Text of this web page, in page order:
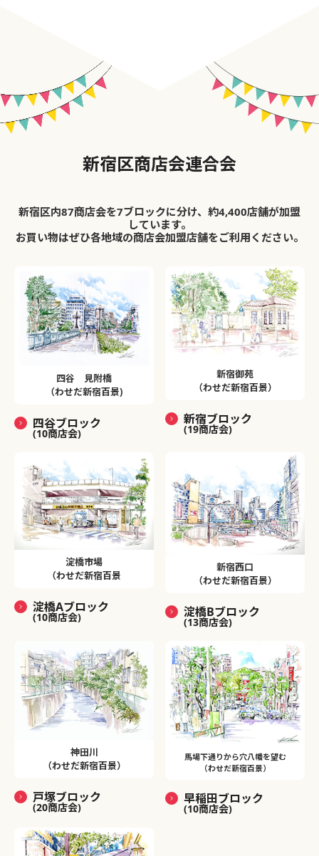
新宿区商店会連合会
新宿区内87商店会を7ブロックに分け、約4,400店舗が加盟
しています。
お買い物はぜひ各地域の商店会加盟店舗をご利用ください。
四谷 見附橋
（わせだ新宿百景)
四谷ブロック
(10商店会)
新宿御苑
（わせだ新宿百景）
新宿ブロック
(19商店会)
淀橋市場
（わせだ新宿百景
淀橋Aブロック
(10商店会)
新宿西口
（わせだ新宿百景）
淀橋Bブロック
(13商店会)
神田川
（わせだ新宿百景）
戸塚ブロック
(20商店会)
馬場下通りから穴八幡を望む
（わせだ新宿百景）
早稲田ブロック
(10商店会)